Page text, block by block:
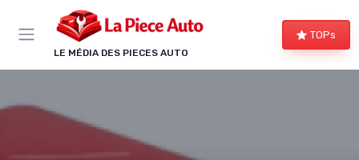
LE MÉDIA DES PIECES AUTO
TOPs
Panneau de gestion des cookies